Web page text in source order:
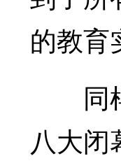
的教育
同样
八大